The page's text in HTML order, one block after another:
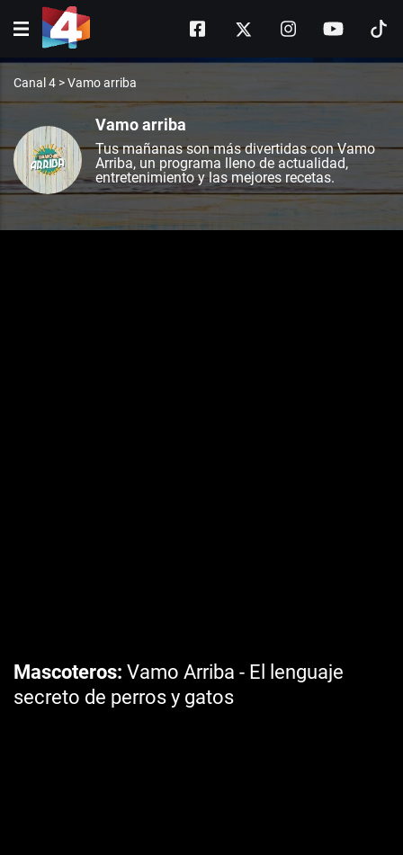
Canal 4 >Vamo arriba
Vamo arriba
Tus mañanas son más divertidas con Vamo
Arriba, un programa lleno de actualidad,
entretenimiento y las mejores recetas.
Mascoteros Vamo Arriba - El lenguaje
secreto de perros y gatos